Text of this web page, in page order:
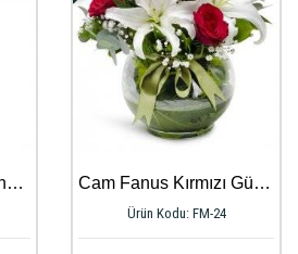
Pure Beauty Cam Fanusta İki Dal Mavi Orkide Cam Fanus Kırmızı Güllerle Lilyum Aranjmanı
Ürün Kodu: FM-24